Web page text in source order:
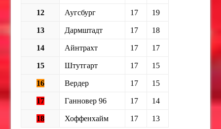
12 Аугсбург 17 19
13 Дармштадт 17 18
14 Айнтрахт 17 17
15 Штутгарт 17 15
16 Вердер 17 15
17 Ганновер 96 17 14
18 Хоффенхайм 17 13